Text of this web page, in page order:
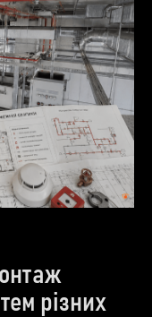
різних